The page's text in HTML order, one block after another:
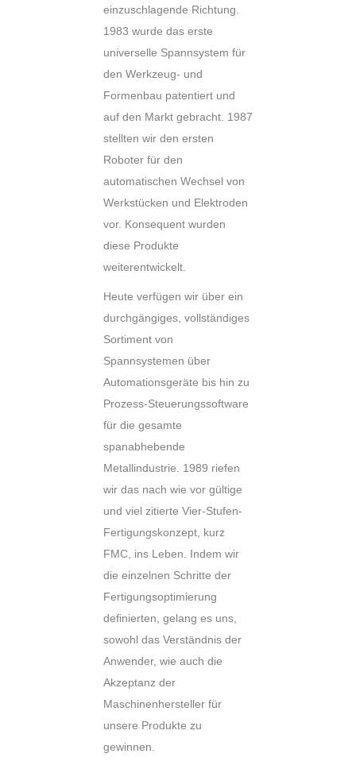
einzuschlagende Richtung.
1983 wurde das erste
universelle Spannsystem für
den Werkzeug- und
Formenbau patentiert und
auf den Markt gebracht. 1987
stellten wir den ersten
Roboter für den
automatischen Wechsel von
Werkstücken und Elektroden
vor. Konsequent wurden
diese Produkte
weiterentwickelt.
Heute verfügen wir über ein
durchgängiges, vollständiges
Sortiment von
Spannsystemen über
Automationsgeräte bis hin zu
Prozess-Steuerungssoftware
für die gesamte
spanabhebende
Metallindustrie. 1989 riefen
wir das nach wie vor gültige
und viel zitierte Vier-Stufen-
Fertigungskonzept, kurz
FMC, ins Leben. Indem wir
die einzelnen Schritte der
Fertigungsoptimierung
definierten, gelang es uns,
sowohl das Verständnis der
Anwender, wie auch die
Akzeptanz der
Maschinenhersteller für
unsere Produkte zu
gewinnen.